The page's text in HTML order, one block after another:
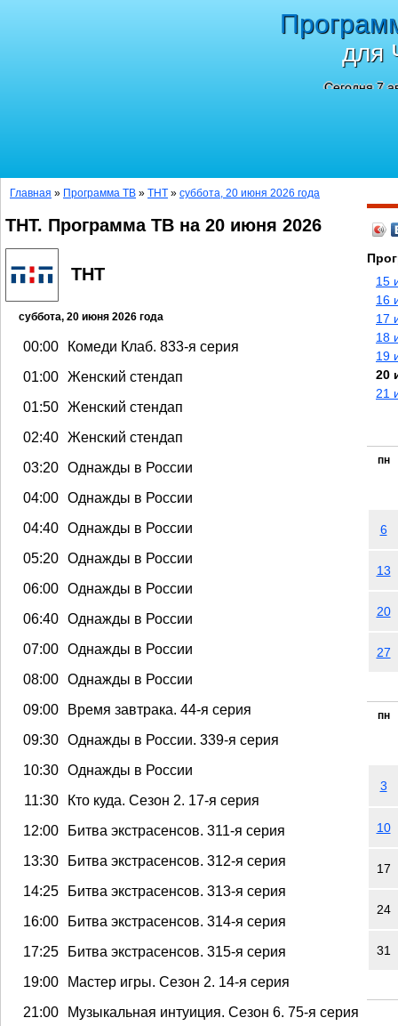
для
Сегодня 7
Главная » Программа ТВ » ТНТ » суббота, 20 июня 2026 года
ТНТ. Программа ТВ на 20 июня 2026
ТНТ
суббота, 20 июня 2026 года
00:00
Комеди Клаб. 833-я серия
01:00 Женский стендап
01:50 Женский стендап
02:40 Женский стендап
03:20 Однажды в России
04:00 Однажды в России
04:40 Однажды в России
05:20 Однажды в России
06:00 Однажды в России
06:40 Однажды в России
07:00 Однажды в России
08:00 Однажды в России
09:00
Время завтрака. 44-я серия
09:30 Однажды в России. 339-я серия
10:30 Однажды в России
11:30
Кто куда. Сезон 2. 17-я серия
12:00
Битва экстрасенсов. 311-я серия
13:30
Битва экстрасенсов. 312-я серия
14:25
Битва экстрасенсов. 313-я серия
16:00
Битва экстрасенсов. 314-я серия
17:25
Битва экстрасенсов. 315-я серия
19:00
Мастер игры. Сезон 2. 14-я серия
21:00
Музыкальная интуиция. Сезон 6. 75-я серия
15
16
17
18
19
20
21
пн
6
13
20
27
пн
3
10
17
24
31